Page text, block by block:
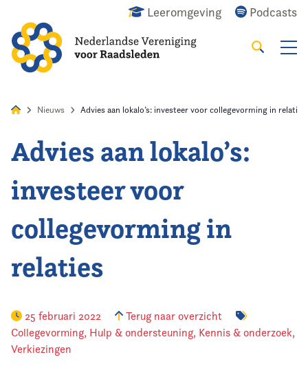
Leeromgeving Podcasts
Zoeken
Home
Agenda
Nieuws
Opleidingsaanbod
Vereniging
Nieuws Advies aan lokalo’s: investeer voor collegevorming in relaties
Advies aan lokalo’s:
investeer voor
collegevorming in
relaties
25 februari 2022
Terug naar overzicht
Collegevorming, Hulp & ondersteuning, Kennis & onderzoek,
Verkiezingen